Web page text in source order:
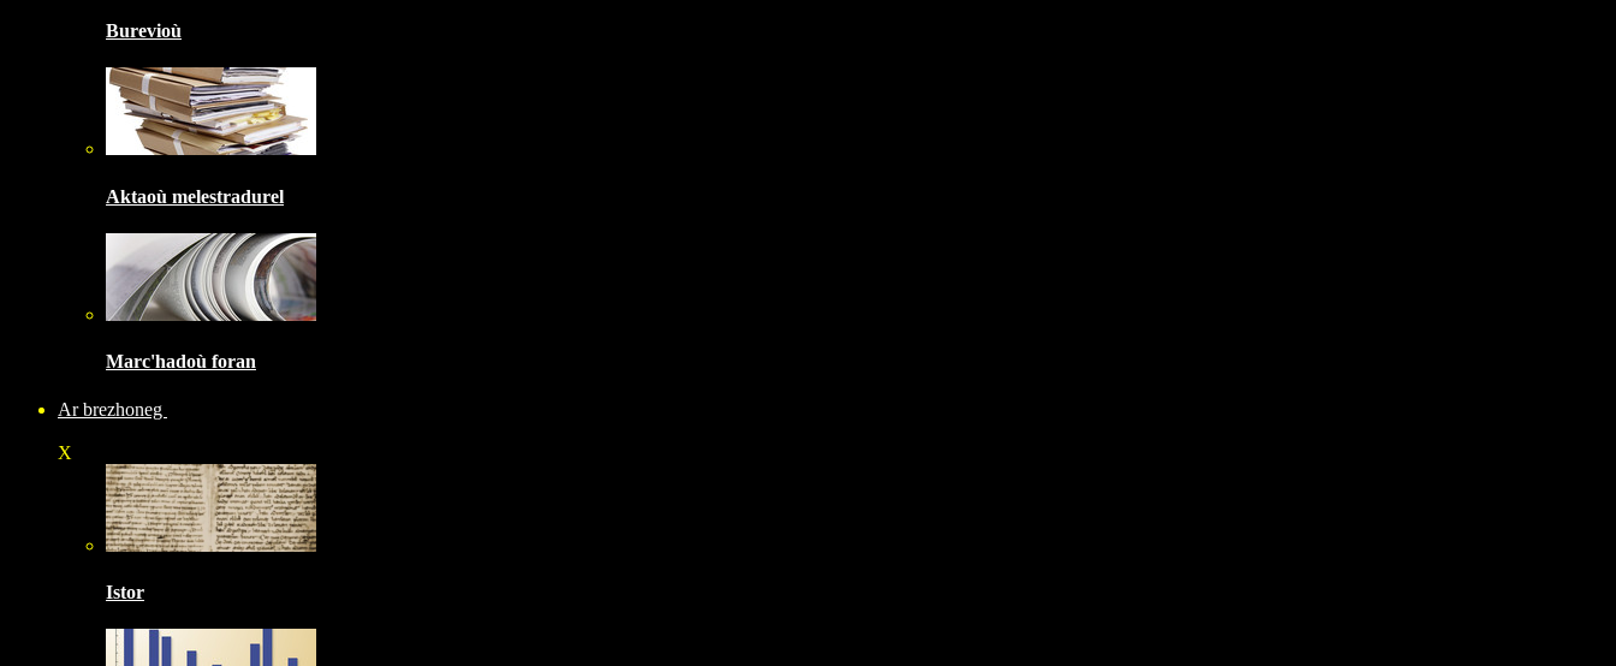
Burevioù
Aktaoù melestradurel
Marc'hadoù foran
Ar brezhoneg
X
Istor